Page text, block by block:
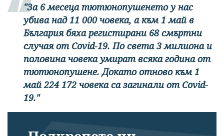
"За 6 месеца тютюнопушенето у нас
убива над 11 000 човека, а към 1 май в
България бяха регистирани 68 смъртни
случая от Covid-19. По света 3 милиона и
половина човека умират всяка година от
тютюнопушене. Докато отново към 1
май 224 172 човека са загинали от Covid-
19."